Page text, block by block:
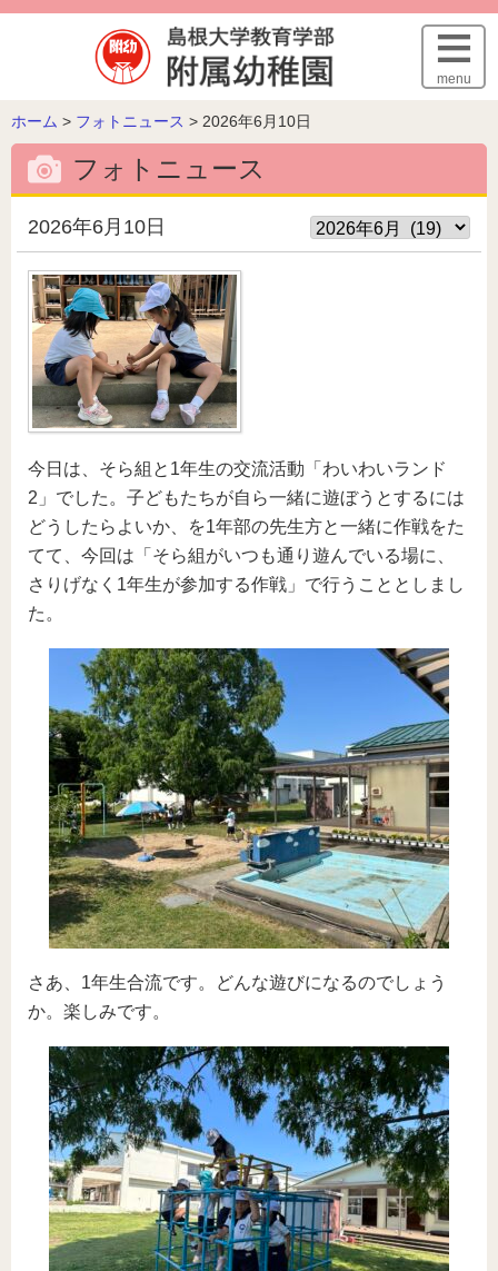
このページの本文へ
menu
こ
の
ー
ホーム > フォトニュース > 2026年6月10日
フォトニュース
2026年6月10日
今日は、そら組と1年生の交流活動「わいわいランド
2」でした。子どもたちが自ら一緒に遊ぼうとするには
どうしたらよいか、を1年部の先生方と一緒に作戦をた
てて、今回は「そら組がいつも通り遊んでいる場に、
さりげなく1年生が参加する作戦」で行うこととしまし
た。
さあ、1年生合流です。どんな遊びになるのでしょう
か。楽しみです。